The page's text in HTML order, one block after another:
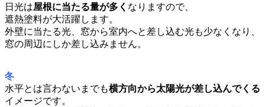
日光は屋根に当たる量が多く なりますので、
遮熱塗料が大活躍します。
外壁に当たる光、窓から室内へと差し込む光も少なくなり、
窓の周辺にしか差し込みません。
冬
水平とは言わないまでも横方向から太陽光が差し込んでくる
イメージです。